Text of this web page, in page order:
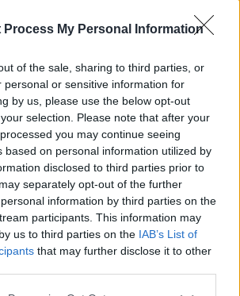
Process My Personal Information
of the sale, sharing to third parties, or
personal or sensitive information for
by us, please use the below opt-out
selection. Please note that after your
you may continue seeing
based on personal information utilized by
disclosed to third parties prior to
separately opt-out of the further
information by third parties on the
participants. This information may
us to third parties on the IAB’s List of
that may further disclose it to other
στην κάμερα του κινητού της και